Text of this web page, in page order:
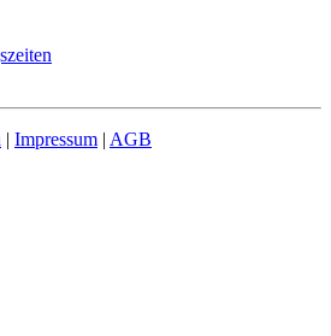
| Impressum | AGB